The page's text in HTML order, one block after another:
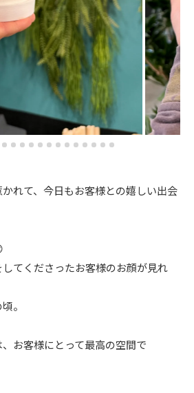
かれて、今日もお客様との嬉しい出会
てくださったお客様のお顔が見れ
。
お客様にとって最高の空間で